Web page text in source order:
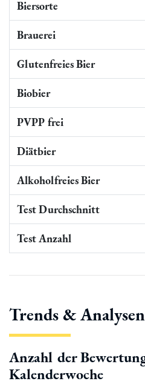
Biersorte
Brauerei
Glutenfreies Bier
Biobier
PVPP frei
Diätbier
Alkoholfreies Bier
Test Durchschnitt
Test Anzahl
Trends & Analysen
Anzahl der
Kalenderwoche